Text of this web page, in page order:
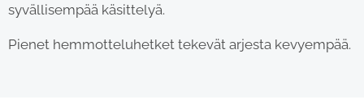
syvällisempää käsittelyä.
Pienet hemmotteluhetket tekevät arjesta kevyempää.